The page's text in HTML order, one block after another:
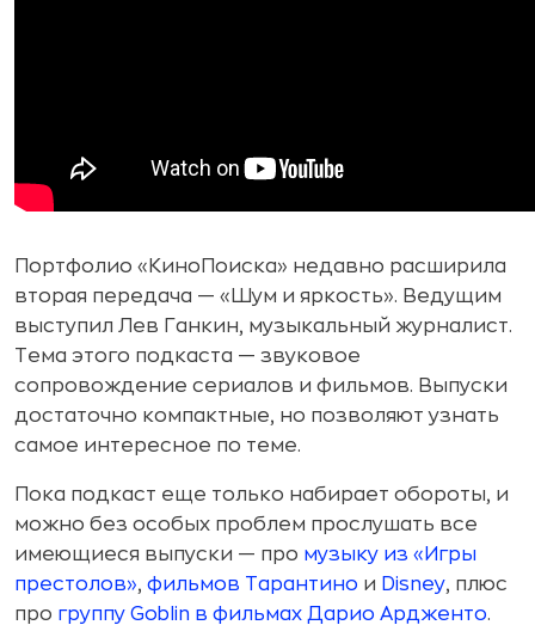
Портфолио «КиноПоиска» недавно расширила
вторая передача — «Шум и яркость». Ведущим
выступил Лев Ганкин, музыкальный журналист.
Тема этого подкаста — звуковое
сопровождение сериалов и фильмов. Выпуски
достаточно компактные, но позволяют узнать
самое интересное по теме.
Пока подкаст еще только набирает обороты, и
можно без особых проблем прослушать все
имеющиеся выпуски — про музыку из «Игры
престолов», фильмов Тарантино и Disney, плюс
про группу Goblin в фильмах Дарио Ардженто.